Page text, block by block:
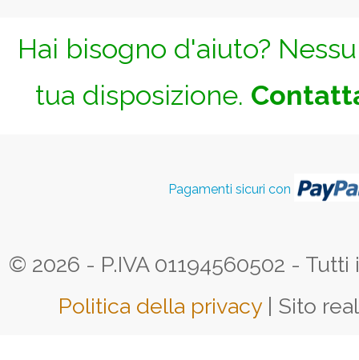
Hai bisogno d'aiuto?
tua disposizione.
Pagamenti sicuri con
© 2026 - P.IVA 01194560502 -
Politica della privacy | Sito